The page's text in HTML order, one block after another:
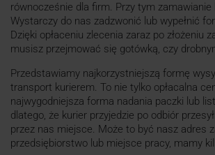
równocześnie dla firm. Przy tym
Wystarczy do nas zadzwonić lub wypełnić
Dzięki opłaceniu zlecenia zaraz po złożeniu
musisz przejmować się gotówką, czy
Przedstawiamy najkorzystniejszą formę
transport kurierem. To nie tylko opłacalna
najwygodniejsza forma nadania paczki lub
dlatego, że kurier przyjedzie po odbiór
przez nas miejsce. Może to być nasz adres
przedsiębiorstwo lub miejsce pracy, mamy